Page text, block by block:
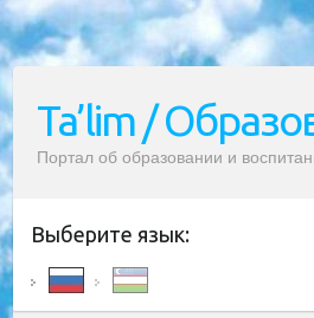
Ta’lim /
Портал об образовании и
Выберите язык: